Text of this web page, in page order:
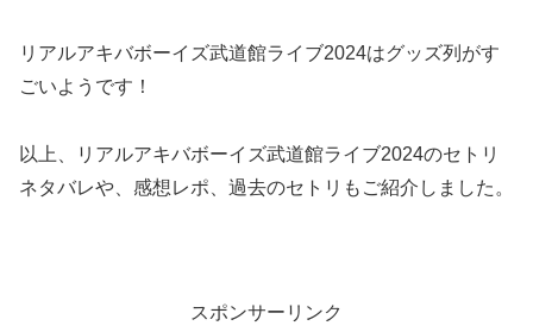
リアルアキバボーイズ武道館ライブ2024はグッズ列がす
ごいようです！
以上、リアルアキバボーイズ武道館ライブ2024のセトリ
ネタバレや、感想レポ、過去のセトリもご紹介しました。
スポンサーリンク